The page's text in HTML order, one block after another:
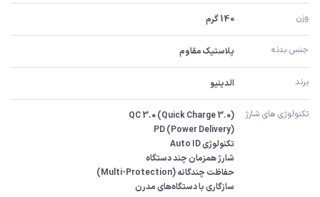
وزن 140 گرم
جنس بدنه پلاستیک مقاوم
برند الدینیو
تکنولوژی های شارژ
سازگاری با دستگاه‌های مدرن